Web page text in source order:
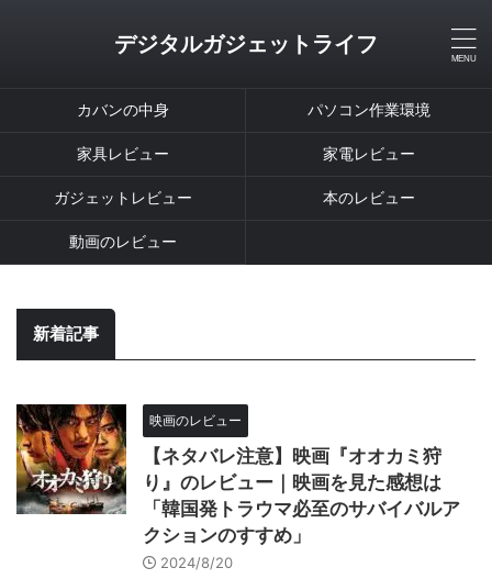
デジタルガジェットライフ
カバンの中身 パソコン作業環境
家具レビュー 家電レビュー
ガジェットレビュー 本のレビュー
動画のレビュー
新着記事
映画のレビュー
【ネタバレ注意】映画『オオカミ狩
り』のレビュー｜映画を見た感想は
「韓国発トラウマ必至のサバイバルア
クションのすすめ」
2024/8/20